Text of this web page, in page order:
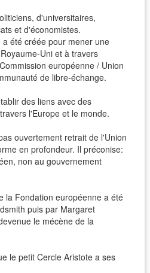
d'universitaires,
et d'économistes.
été créée pour mener une
Uni et à travers
européenne / Union
de libre-échange.
des liens avec des
l'Europe et le monde.
ouvertement retrait de l'Union
en profondeur. Il préconise:
non au gouvernement
la Fondation européenne a été
puis par Margaret
le mécène de la
le petit Cercle Aristote a ses